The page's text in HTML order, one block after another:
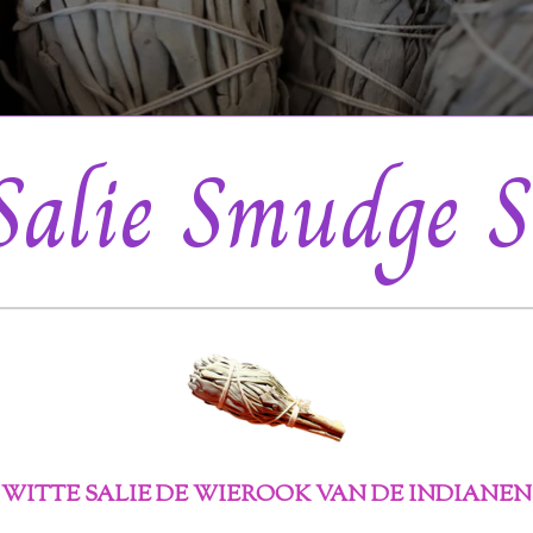
Smudge
WITTE SALIE DE WIEROOK VAN DE INDIANEN